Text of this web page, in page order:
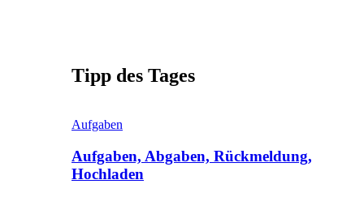
Tipp des Tages
Aufgaben
Aufgaben, Abgaben, Rückmeldung,
Hochladen